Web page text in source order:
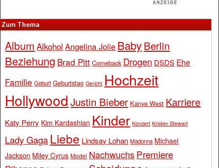
Zum Thema
Album Alkohol Angelina Jolie BabyBerlin
Beziehung Brad Pitt Comeback Drogen DSDS Ehe
Familie Geburt Geburtstag Gericht Hochzeit
Hollywood Justin Bieber Kanye West Karriere
Katy Perry Kim Kardashian Kinder Konzert Kristen Stewart
Lady Gaga Liebe Lindsay Lohan Madonna Michael
Jackson Miley Cyrus Model Nachwuchs Premiere